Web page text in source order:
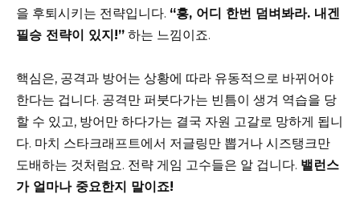
을 후퇴시키는 전략입니다. “흥, 어디 한번 덤벼봐라. 내겐
필승 전략이 있지!” 하는 느낌이죠.
핵심은, 공격과 방어는 상황에 따라 유동적으로 바뀌어야
한다는 겁니다. 공격만 퍼붓다가는 빈틈이 생겨 역습을 당
할 수 있고, 방어만 하다가는 결국 자원 고갈로 망하게 됩니
다. 마치 스타크래프트에서 저글링만 뽑거나 시즈탱크만
도배하는 것처럼요. 전략 게임 고수들은 알 겁니다. 밸런스
가 얼마나 중요한지 말이죠!